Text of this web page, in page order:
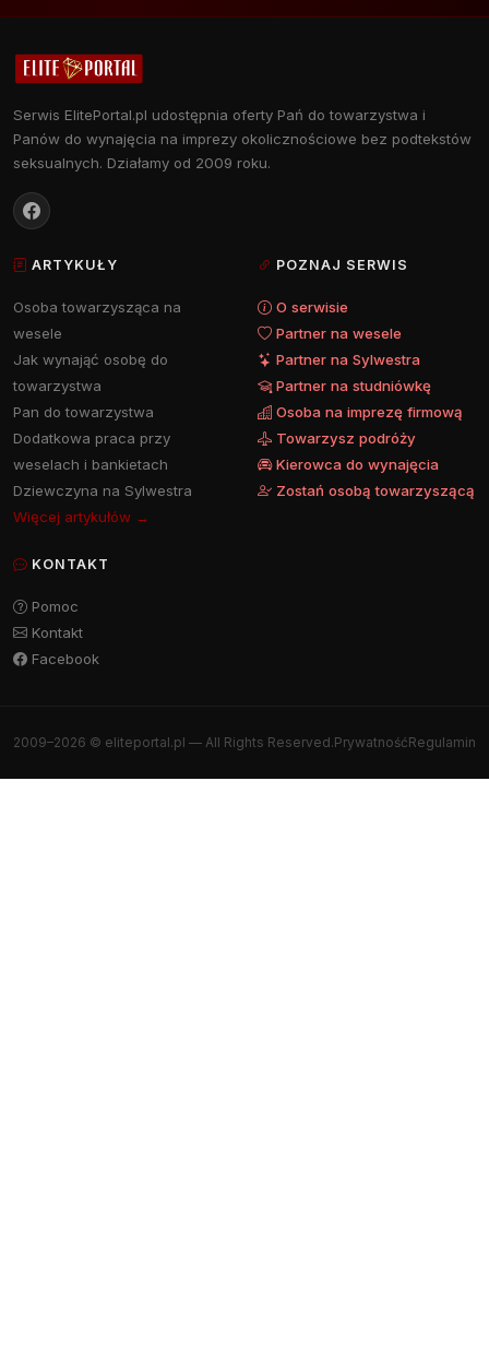
Serwis ElitePortal.pl udostępnia oferty Pań do towarzystwa i
Panów do wynajęcia na imprezy okolicznościowe bez podtekstów
seksualnych. Działamy od 2009 roku.
ARTYKUŁY
Osoba towarzysząca na
wesele
Jak wynająć osobę do
towarzystwa
Pan do towarzystwa
Dodatkowa praca przy
weselach i bankietach
Dziewczyna na Sylwestra
Więcej artykułów →
POZNAJ SERWIS
O serwisie
Partner na wesele
Partner na Sylwestra
Partner na studniówkę
Osoba na imprezę firmową
Towarzysz podróży
Kierowca do wynajęcia
Zostań osobą towarzyszącą
KONTAKT
Pomoc
Kontakt
Facebook
2009–2026 © eliteportal.pl — All Rights Reserved.PrywatnośćRegulamin